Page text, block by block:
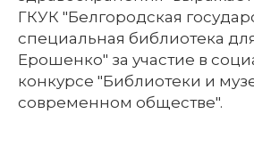
ГКУК "Белгородская
специальная библиотека
Ерошенко" за участие в
конкурсе "Библиотеки и
современном обществе".